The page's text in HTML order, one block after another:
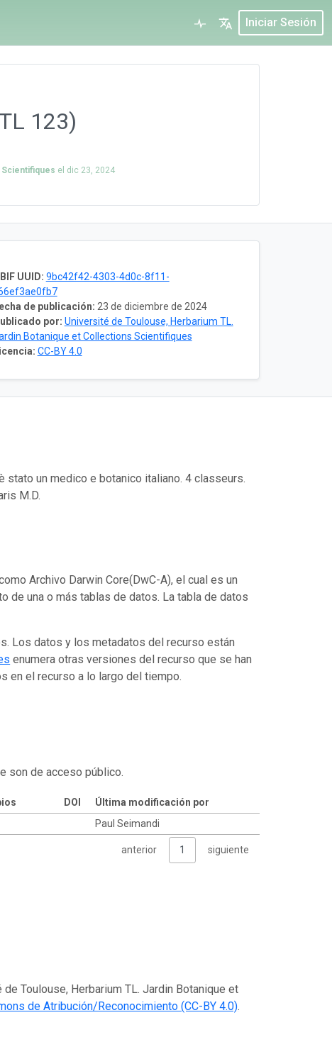
Iniciar Sesión
123)
el dic 23, 2024
UUID: 9bc42f42-4303-4d0c-8f11-
de publicación: 23 de diciembre de 2024
por: Université de Toulouse, Herbarium TL.
Botanique et Collections Scientifiques
CC-BY 4.0
stato un medico e botanico italiano. 4 classeurs.
M.D.
Archivo Darwin Core(DwC-A), el cual es un
de una o más tablas de datos. La tabla de datos
Los datos y los metadatos del recurso están
enumera otras versiones del recurso que se han
en el recurso a lo largo del tiempo.
son de acceso público.
DOI
Última modificación por
Paul Seimandi
anterior 1 siguiente
Toulouse, Herbarium TL. Jardin Botanique et
de Atribución/Reconocimiento (CC-BY 4.0).